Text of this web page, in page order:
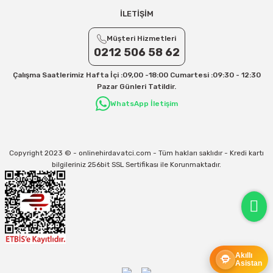
Kargo ve teslimat süreçleriyle ilgili tüm sorularınız için bizimle iletişime
31/12/2026 Tarihine Kadar Geçerlidir
Kargo İle İlgili sorunlarınız içininfo@onlinehirdavatci.com
Akıllı
Asistan
İLETİŞİM
Müşteri Hizmetleri
0212 506 58 62
Çalışma Saatlerimiz Hafta İçi :09,00 -18:00 Cumartesi :09:30 - 12:30
Pazar Günleri Tatildir.
WhatsApp İletişim
Copyright 2023 © - onlinehirdavatci.com - Tüm hakları saklıdır - Kredi kartı
bilgileriniz 256bit SSL Sertifikası ile Korunmaktadır.